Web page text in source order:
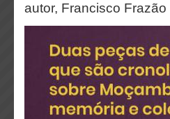
autor, Francisco